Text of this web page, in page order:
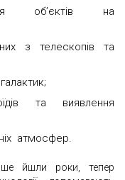
об’єктів на
з телескопів та
та виявлення
атмосфер.
йшли роки, тепер